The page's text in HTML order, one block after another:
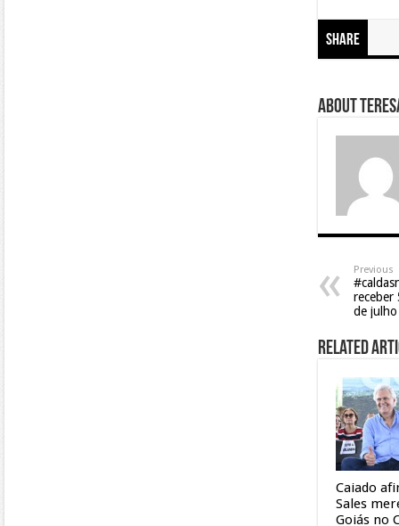
Share
About
Previous
receber
de julho
Related
Caiado
Sales
Goiás no